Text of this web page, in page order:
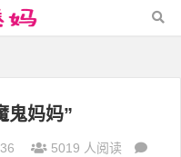
鬼妈妈”
5019 人阅读